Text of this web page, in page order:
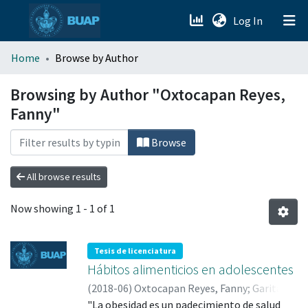
Log In (current)
menu.section.about_menu
All of DSpace
Home Browse by Author
Browsing by Author "Oxtocapan Reyes,
Fanny"
Browse
All browse results
Now showing 1 - 1 of 1
Tesis de licenciatura
Hábitos alimenticios en adolescentes
(2018-06) Oxtocapan Reyes, Fanny; Garita
Juárez, Fatima; TENAHUA QUITL, INES;
"La obesidad es un padecimiento de salud